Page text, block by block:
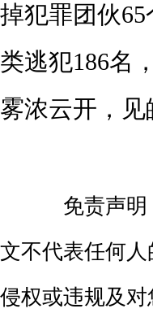
掉犯罪团伙
类逃犯186名
雾浓云开，见
免责声明
文不代表任何
侵权或违规及